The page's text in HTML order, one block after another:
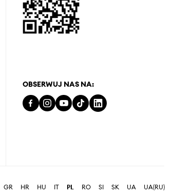
OBSERWUJ NAS NA:
GR HR HU IT PL RO SI SK UA UA(RU)